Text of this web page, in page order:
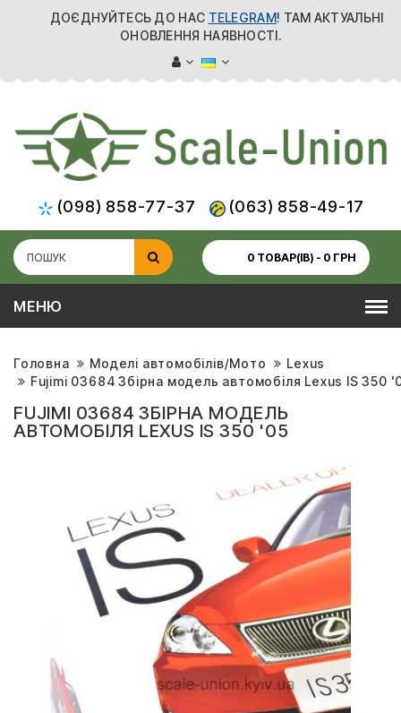
ДОЄДНУЙТЕСЬ ДО НАС TELEGRAM! ТАМ АКТУАЛЬНІ
ОНОВЛЕННЯ НАЯВНОСТІ.
(098) 858-77-37 (063) 858-49-17
0 ТОВАР(ІВ) - 0 ГРН
МЕНЮ
Головна Моделі автомобілів/Мото
Lexus
Fujimi 03684 Збірна модель автомобіля Lexus IS 350
FUJIMI 03684 ЗБІРНА МОДЕЛЬ
АВТОМОБІЛЯ LEXUS IS 350 '05